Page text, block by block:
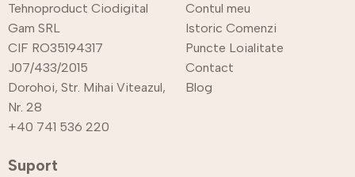
Tehnoproduct Ciodigital
Gam SRL
CIF RO35194317
J07/433/2015
Dorohoi, Str. Mihai Viteazul,
Nr. 28
+40 741 536 220
Contul meu
Istoric Comenzi
Puncte Loialitate
Contact
Blog
Suport